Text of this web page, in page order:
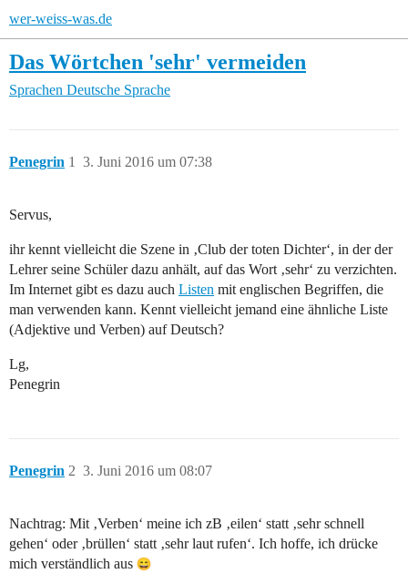
wer-weiss-was.de
Das Wörtchen 'sehr' vermeiden
Sprachen Deutsche Sprache
Penegrin 3. Juni 2016 um 07:38
1
Servus,
ihr kennt vielleicht die Szene in ‚Club der toten Dichter‘, in der der
Lehrer seine Schüler dazu anhält, auf das Wort ‚sehr‘ zu verzichten.
Im Internet gibt es dazu auch Listen mit englischen Begriffen, die
man verwenden kann. Kennt vielleicht jemand eine ähnliche Liste
(Adjektive und Verben) auf Deutsch?
Lg,
Penegrin
Penegrin 3. Juni 2016 um 08:07
2
Nachtrag: Mit ‚Verben‘ meine ich zB ‚eilen‘ statt ‚sehr schnell
gehen‘ oder ‚brüllen‘ statt ‚sehr laut rufen‘. Ich hoffe, ich drücke
mich verständlich aus